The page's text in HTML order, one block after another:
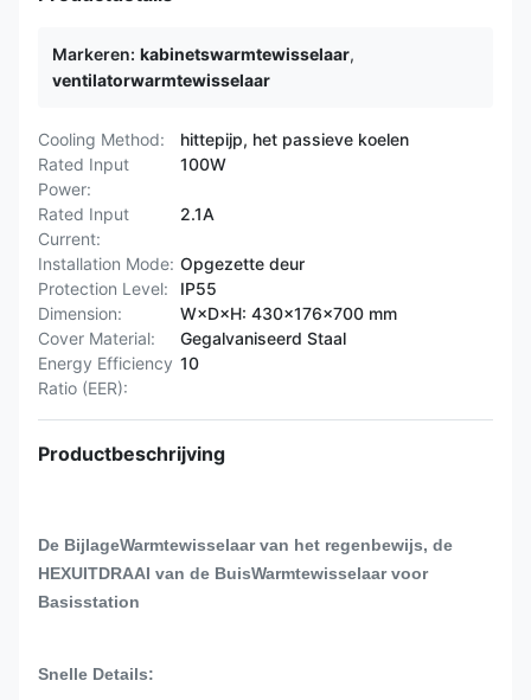
Markeren: kabinetswarmtewisselaar,
ventilatorwarmtewisselaar
Cooling Method:
hittepijp, het passieve koelen
Rated Input
Power:
100W
Rated Input
Current:
2.1A
Installation Mode: Opgezette deur
Protection Level:
IP55
Dimension:
W×D×H: 430×176×700 mm
Cover Material:
Gegalvaniseerd Staal
Energy Efficiency
Ratio (EER):
10
Productbeschrijving
De BijlageWarmtewisselaar van het regenbewijs, de
HEXUITDRAAI van de BuisWarmtewisselaar voor
Basisstation
Snelle Details: